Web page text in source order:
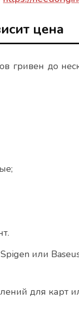
цена
гривен до
или
для карт